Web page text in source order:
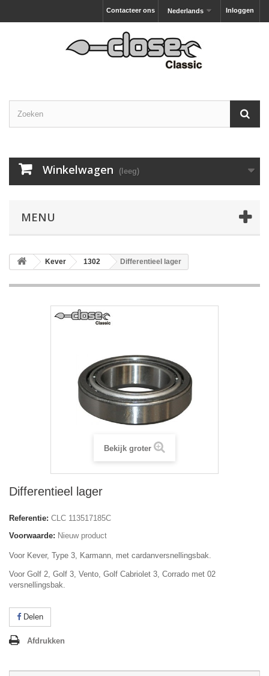
Inloggen
Nederlands
Contacteer ons
Winkelwagen (leeg)
MENU
Kever 1302 Differentieel lager
Bekijk groter
Differentieel lager
Referentie: CLC 113517185C
Voorwaarde: Nieuw product
Voor Kever, Type 3, Karmann, met cardanversnellingsbak.
Voor Golf 2, Golf 3, Vento, Golf Cabriolet 3, Corrado met 02
versnellingsbak.
Delen
Afdrukken